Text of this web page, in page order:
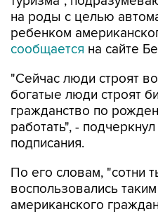
на роды с целью
ребенком
сообщается на сайте
"Сейчас люди строят
богатые люди строят
гражданство по
работать", -
подписания.
По его словам, "сотни
воспользовались
американского